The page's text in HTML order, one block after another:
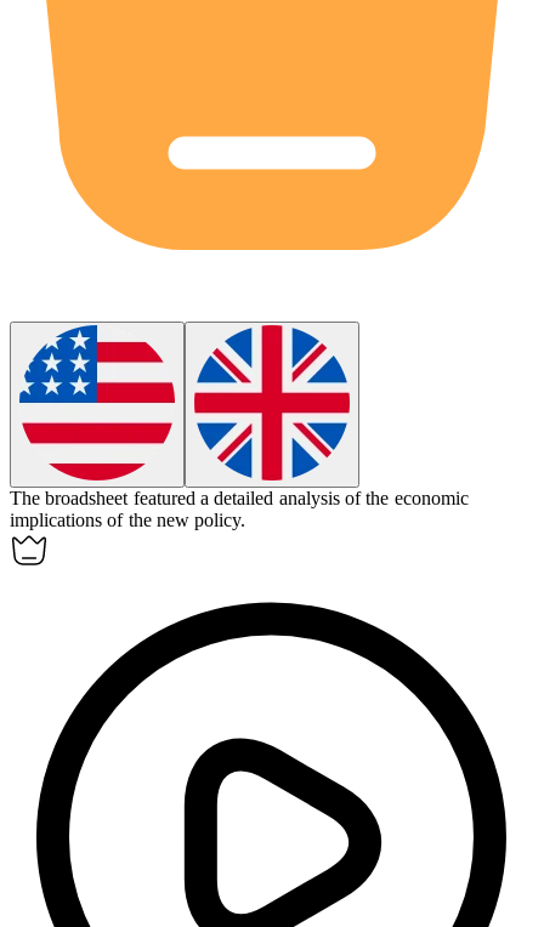
Thebroadsheet featured a detailed analysis of the economic
implications of the new policy.